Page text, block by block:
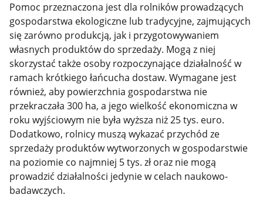
Pomoc przeznaczona jest dla rolników prowadzących
gospodarstwa ekologiczne lub tradycyjne, zajmujących
się zarówno produkcją, jak i przygotowywaniem
własnych produktów do sprzedaży. Mogą z niej
skorzystać także osoby rozpoczynające działalność w
ramach krótkiego łańcucha dostaw. Wymagane jest
również, aby powierzchnia gospodarstwa nie
przekraczała 300 ha, a jego wielkość ekonomiczna w
roku wyjściowym nie była wyższa niż 25 tys. euro.
Dodatkowo, rolnicy muszą wykazać przychód ze
sprzedaży produktów wytworzonych w gospodarstwie
na poziomie co najmniej 5 tys. zł oraz nie mogą
prowadzić działalności jedynie w celach naukowo-
badawczych.